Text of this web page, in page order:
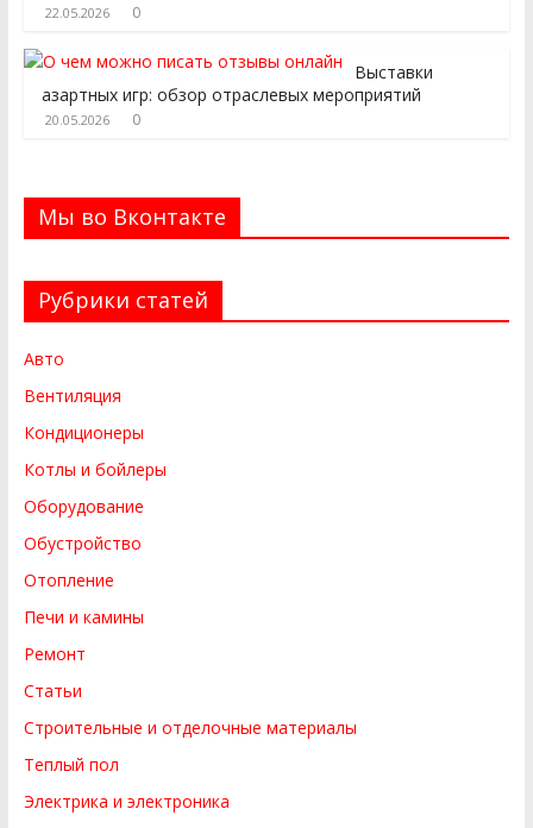
22.05.2026 0
Выставки
азартных игр: обзор отраслевых мероприятий
20.05.2026 0
Мы во Вконтакте
Рубрики статей
Авто
Вентиляция
Кондиционеры
Котлы и бойлеры
Оборудование
Обустройство
Отопление
Печи и камины
Ремонт
Статьи
Строительные и отделочные материалы
Теплый пол
Электрика и электроника